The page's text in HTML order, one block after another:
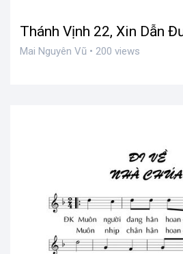
Thánh Vịnh 22, Xin Dẫn
Mai Nguyên Vũ • 200 views